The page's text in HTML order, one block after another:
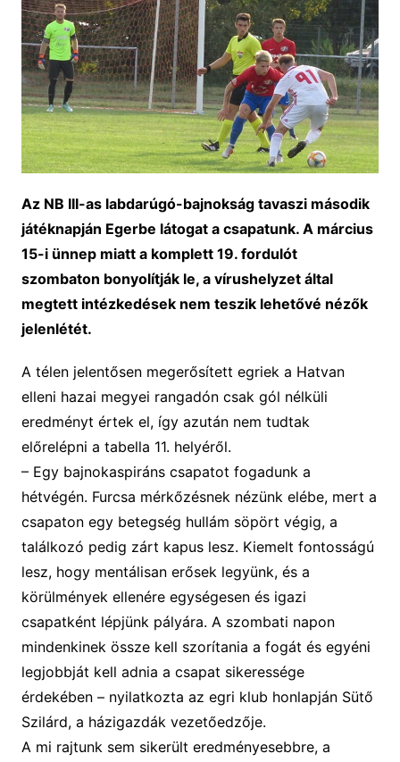
Az NB III-as labdarúgó-bajnokság tavaszi második
játéknapján Egerbe látogat a csapatunk. A március
15-i ünnep miatt a komplett 19. fordulót
szombaton bonyolítják le, a vírushelyzet által
megtett intézkedések nem teszik lehetővé nézők
jelenlétét.
A télen jelentősen megerősített egriek a Hatvan
elleni hazai megyei rangadón csak gól nélküli
eredményt értek el, így azután nem tudtak
előrelépni a tabella 11. helyéről.
– Egy bajnokaspiráns csapatot fogadunk a
hétvégén. Furcsa mérkőzésnek nézünk elébe, mert a
csapaton egy betegség hullám söpört végig, a
találkozó pedig zárt kapus lesz. Kiemelt fontosságú
lesz, hogy mentálisan erősek legyünk, és a
körülmények ellenére egységesen és igazi
csapatként lépjünk pályára. A szombati napon
mindenkinek össze kell szorítania a fogát és egyéni
legjobbját kell adnia a csapat sikeressége
érdekében – nyilatkozta az egri klub honlapján Sütő
Szilárd, a házigazdák vezetőedzője.
A mi rajtunk sem sikerült eredményesebbre, a